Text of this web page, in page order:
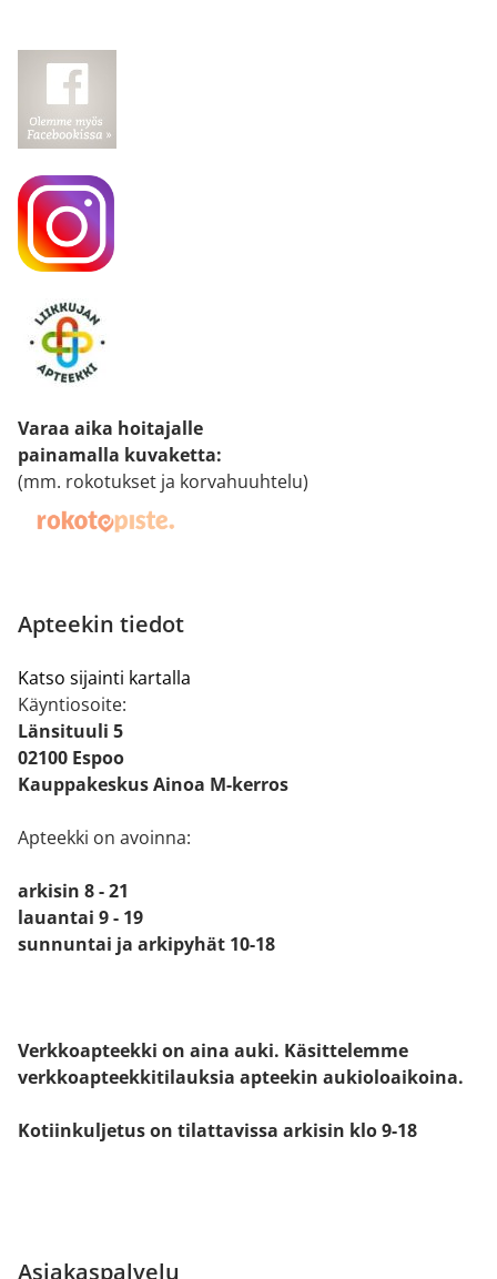
Varaa aika hoitajalle
painamalla kuvaketta:
(mm. rokotukset ja korvahuuhtelu)
Apteekin tiedot
Katso sijainti kartalla
Käyntiosoite:
Länsituuli 5
02100 Espoo
Kauppakeskus Ainoa M-kerros
Apteekki on avoinna:
arkisin 8 - 21
lauantai 9 - 19
sunnuntai ja arkipyhät 10-18
Verkkoapteekki on aina auki. Käsittelemme
verkkoapteekkitilauksia apteekin aukioloaikoina.
Kotiinkuljetus on tilattavissa arkisin klo 9-18
Asiakaspalvelu